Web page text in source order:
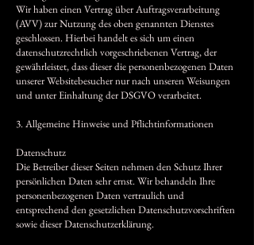
Wir haben einen Vertrag über Auftragsverarbeitung
(AVV) zur Nutzung des oben genannten Dienstes
geschlossen. Hierbei handelt es sich um einen
datenschutzrechtlich vorgeschriebenen Vertrag, der
gewährleistet, dass dieser die personenbezogenen Daten
unserer Websitebesucher nur nach unseren Weisungen
und unter Einhaltung der DSGVO verarbeitet.
3. Allgemeine Hinweise und Pflicht­informationen
Datenschutz
Die Betreiber dieser Seiten nehmen den Schutz Ihrer
persönlichen Daten sehr ernst. Wir behandeln Ihre
personenbezogenen Daten vertraulich und
entsprechend den gesetzlichen Datenschutzvorschriften
sowie dieser Datenschutzerklärung.